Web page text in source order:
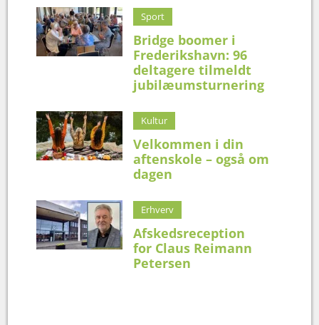
Sport
Bridge boomer i
Frederikshavn: 96
deltagere tilmeldt
jubilæumsturnering
Kultur
Velkommen i din
aftenskole – også om
dagen
Erhverv
Afskedsreception
for Claus Reimann
Petersen